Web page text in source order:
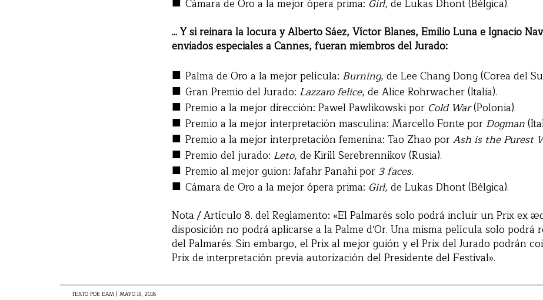
Cámara de Oro a la mejor ópera prima: Girl, de Lukas Dhont (Bélgica).
... Y si reinara la locura y Alberto Sáez, Víctor Blanes, Emilio Luna e Ignacio
enviados especiales a Cannes, fueran miembros del Jurado:
■ Palma de Oro a la mejor película: Burning, de Lee Chang Dong (Corea del
■ Gran Premio del Jurado: Lazzaro felice, de Alice Rohrwacher (Italia).
■ Premio a la mejor dirección: Pawel Pawlikowski por Cold War(Polonia).
■ Premio a la mejor interpretación masculina: Marcello Fonte por Dogman
■ Premio a la mejor interpretación femenina: Tao Zhao porAsh is the Purest
■ Premio del jurado: Leto, de Kirill Serebrennikov (Rusia).
■ Premio al mejor guion: Jafahr Panahi por 3 faces.
■ Cámara de Oro a la mejor ópera prima: Girl, de Lukas Dhont (Bélgica).
Nota / Artículo 8. del Reglamento: «El Palmarés solo podrá incluir un Prix ex
disposición no podrá aplicarse a la Palme d'Or. Una misma película solo podrá
del Palmarés. Sin embargo, el Prix al mejor guión y el Prix del Jurado podrán
Prix de interpretación previa autorización del Presidente del Festival».
TEXTO POR EAM | MAYO 19, 2018